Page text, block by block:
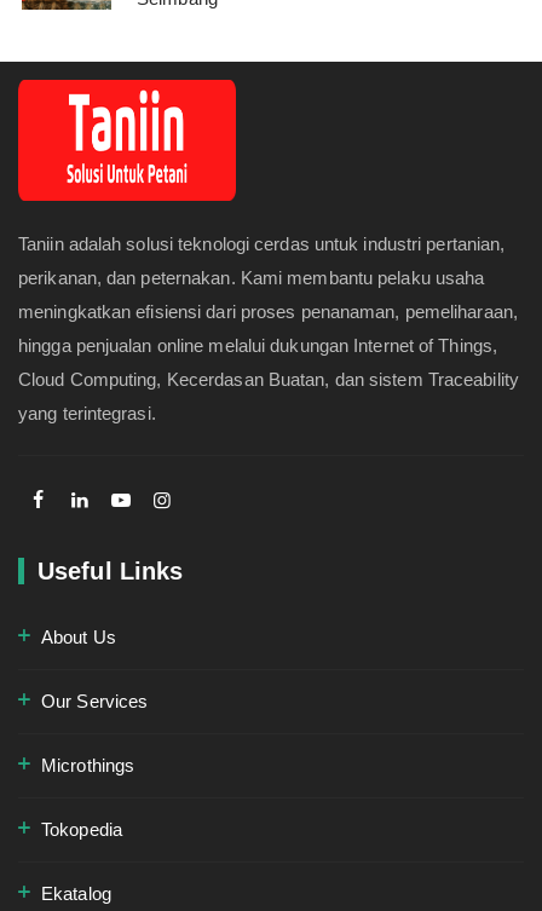
Taniin adalah solusi teknologi cerdas untuk industri pertanian,
perikanan, dan peternakan. Kami membantu pelaku usaha
meningkatkan efisiensi dari proses penanaman, pemeliharaan,
hingga penjualan online melalui dukungan Internet of Things,
Cloud Computing, Kecerdasan Buatan, dan sistem Traceability
yang terintegrasi.
Useful Links
About Us
Our Services
Microthings
Tokopedia
Ekatalog